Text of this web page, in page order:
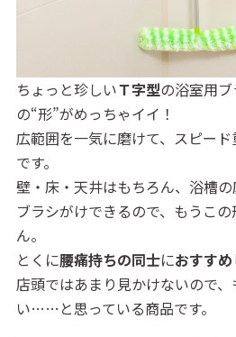
ちょっと珍しいＴ字型の浴室用
の“形”がめっちゃイイ！
広範囲を一気に磨けて、スピー
です。
壁・床・天井はもちろん、浴槽
ブラシがけできるので、もうこ
ん。
とくに腰痛持ちの同士におすすめ
店頭ではあまり見かけないので
い……と思っている商品です。